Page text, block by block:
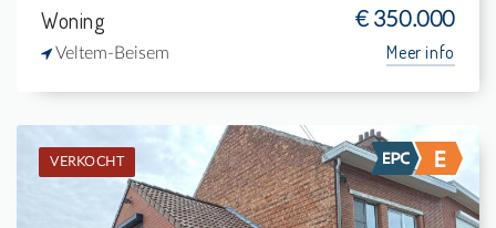
Woning € 350.000
Veltem-Beisem Meer info
VERKOCHT